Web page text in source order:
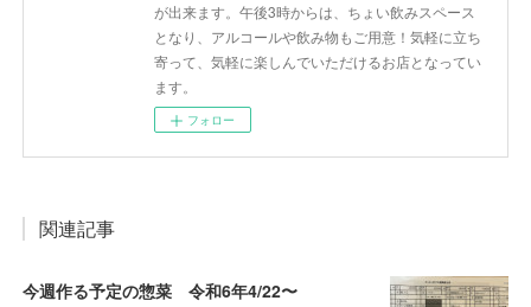
が出来ます。午後3時からは、ちょい飲みスペース
となり、アルコールや飲み物もご用意！気軽に立ち
寄って、気軽に楽しんでいただけるお店となってい
ます。
フォロー
関連記事
今週作る予定の惣菜 令和6年4/22〜